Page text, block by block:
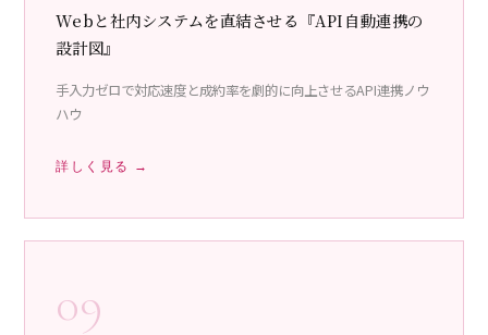
Webと社内システムを直結させる『API自動連携の
設計図』
手入力ゼロで対応速度と成約率を劇的に向上させるAPI連携ノウ
ハウ
詳しく見る →
09